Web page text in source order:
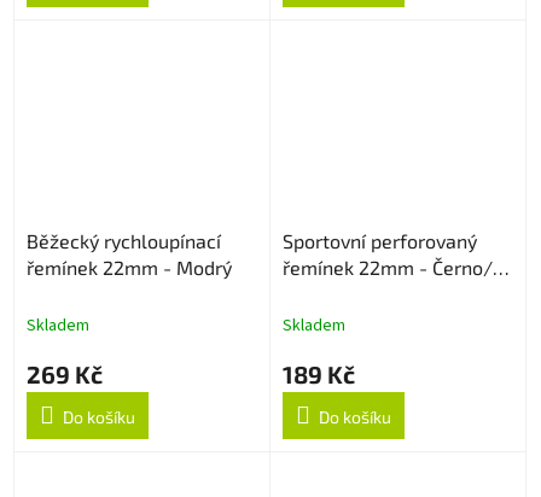
Běžecký rychloupínací
řemínek 22mm - Modrý
Skladem
269 Kč
Do košíku
Sportovní perforovaný
řemínek 22mm - Černo/
Skladem
189 Kč
Do košíku